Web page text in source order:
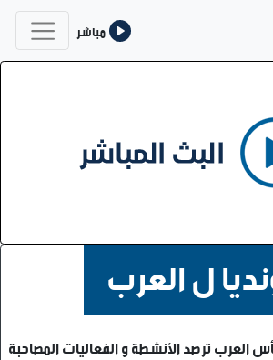
مباشر
ل العرب
العرب ترصد الأنشطة و الفعاليات المصاحبة